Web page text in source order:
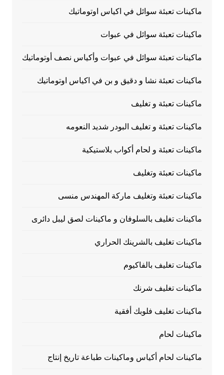
ماكينات تعبئة سوائل في اكياس اوتوماتيك
ماكينات تعبئة سوائل في عبوات
ماكينات تعبئة سوائل في عبوات وأكياس نصف أوتوماتيك
ماكينات تعبئة نشا و دقيق و بن في اكياس اوتوماتيك
ماكينات تعبئة و تغليف
ماكينات تعبئة و تغليف البودر شديد النعومه
ماكينات تعبئة و لحام أكواب بلاستيكية
ماكينات تعبئة وتغليف
ماكينات تعبئة وتغليف ماركة المهندس منسى
ماكينات تغليف بالسلوفان و ماكينات لصق ليبل دائرى
ماكينات تغليف بالشرينك الحراري
ماكينات تغليف بالفاكيوم
ماكينات تغليف شرنك
ماكينات تغليف فلوبك أفقية
ماكينات لحام
ماكينات لحام أكياس وماكينات طباعة تاريخ إنتاج